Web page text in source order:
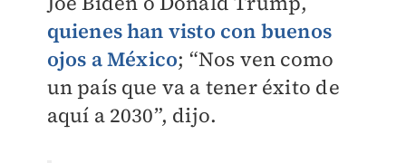
quienes han visto con buenos
ojos a México; “Nos ven como
un país que va a tener éxito de
aquí a 2030”, dijo.